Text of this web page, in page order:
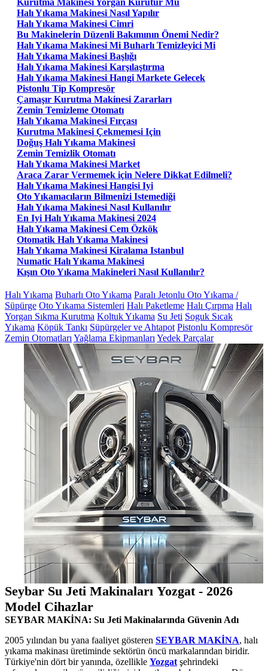
Halı Yıkama Makinesi Nasıl Yapılır
Halı Yıkama Makinesi Cimri
Bu Makinelerin Düzenli Bakımının Önemi Nedir?
Halı Yıkama Makinesi Mi Buharlı Temizleyici Mi
Halı Yıkama Makinesi Başlığı
Halı Yıkama Makinesi Karşılaştırma
Halı Yıkama Makinesi Hangi Markete Gelecek
Pistonlu Tip Kompresör
Çamaşır Kurutma Makinesi Zararları
Zemin Temizleme Otomatı
Halı Yıkama Makinesi Fırçası
Kurutma Makinesi Çekmemesi Için
Doğuş Halı Yıkama Makinesi
Zemin Temizlik Otomatı
Halı Yıkama Makinesi Market
Araca Zarar Vermemek için Nelere Dikkat Edilmeli?
Halı Yıkama Makinesi Hangisi Iyi
Oto Yıkamacıların Bilmenizi Istemediği
Halı Yıkama Makinesi Nasıl Kullanılır
En Iyi Halı Yıkama Makinesi 2024
Halı Yıkama Makinesi Cem Özkök
Otomatik Halı Yıkama Makinesi
Halı Yıkama Makinesi Kiralama Istanbul
Numatic Halı Yıkama Makinesi
Kışın Oto Yıkama Makineleri Nasıl Kullanılır?
Halı Yıkama Buharlı Oto Yıkama Paralı Jetonlu Oto Yıkama /
Süpürge Oto Yıkama Sistemleri Halı Paketleme Halı Çırpma Halı
Yorgan Sıkma Kurutma Koltuk Yıkama Su Jeti Soguk Sıcak
Yıkama Köpük Tankı Süpürgeler ve Ahtapot Pistonlu Kompresör
Zemin Otomatları Yağlama Ekipmanları Yedek Parçalar
Seybar Su Jeti Makinaları Yozgat - 2026
Model Cihazlar
SEYBAR MAKİNA: Su Jeti Makinalarında Güvenin Adı
2005 yılından bu yana faaliyet gösteren SEYBAR MAKİNA, halı
yıkama makinası üretiminde sektörün öncü markalarından biridir.
Türkiye'nin dört bir yanında, özellikle Yozgat şehrindeki